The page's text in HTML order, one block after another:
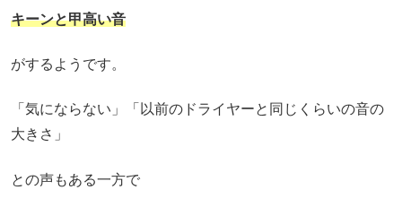
キーンと甲高い音
がするようです。
「気にならない」「以前のドライヤーと同じくらいの音の
大きさ」
との声もある一方で